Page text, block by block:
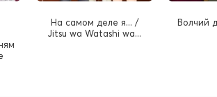
На самом деле я... /
Jitsu wa Watashi wa...
Волчий